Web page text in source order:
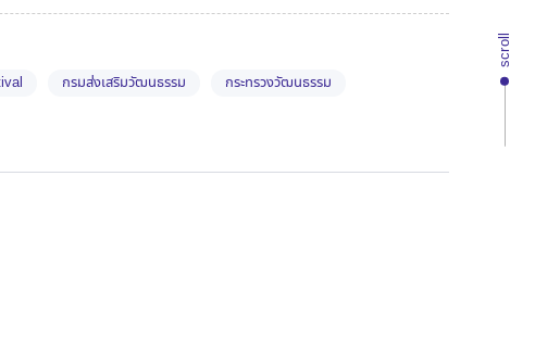
scroll
กรมส่งเสริมวัฒนธรรม
กระทรวงวัฒนธรรม